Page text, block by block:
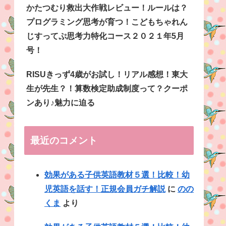
かたつむり救出大作戦レビュー！ルールは？
プログラミング思考が育つ！こどもちゃれん
じすってぷ思考力特化コース２０２１年5月
号！
RISUきっず4歳がお試し！リアル感想！東大
生が先生？！算数検定助成制度って？クーポ
ンあり♪魅力に迫る
最近のコメント
効果がある子供英語教材５選！比較！幼
児英語を話す！正規会員ガチ解説に のの
くま より